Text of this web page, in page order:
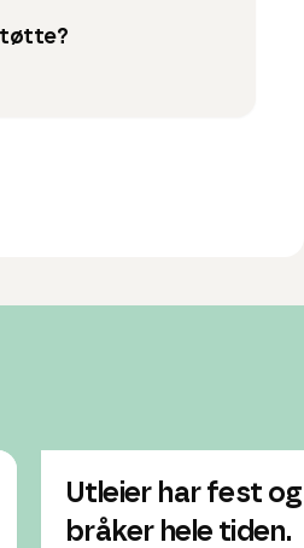
Utleier har fest og
bråker hele tiden.